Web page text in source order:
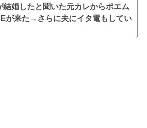
結婚したと聞いた元カレからポエム
が来た→さらに夫にイタ電もしてい